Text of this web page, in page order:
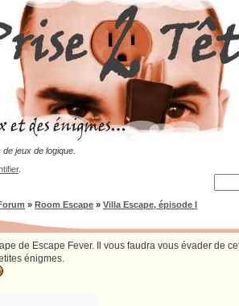
jeux de logique.
.
» Room Escape » Villa Escape, épisode I
de Escape Fever. Il vous faudra vous évader de
énigmes.